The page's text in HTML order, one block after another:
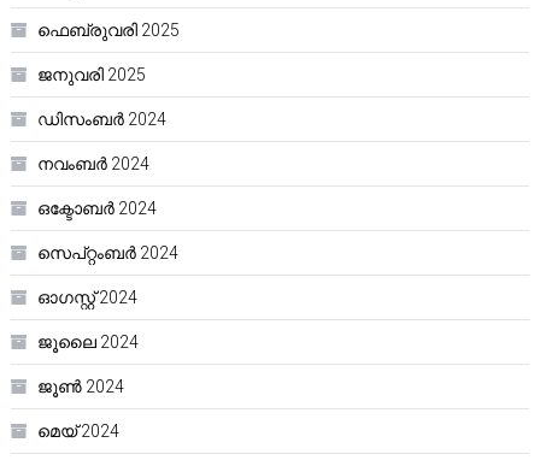
ഫെബ്രുവരി 2025
ജനുവരി 2025
ഡിസംബർ 2024
നവംബർ 2024
ഒക്ടോബർ 2024
സെപ്റ്റംബർ 2024
ഓഗസ്റ്റ്‌ 2024
ജൂലൈ 2024
ജൂൺ 2024
മെയ്‌ 2024